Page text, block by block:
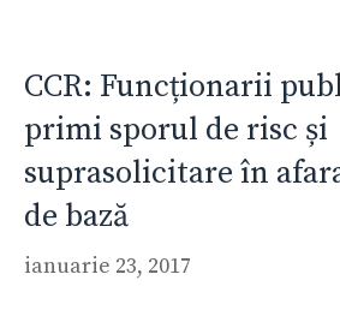
CCR: Funcționarii
primi sporul de risc și
suprasolicitare în
de bază
ianuarie 23, 2017